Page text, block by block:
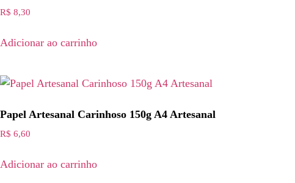
R$ 8,30
Adicionar ao carrinho
Papel Artesanal Carinhoso 150g A4 Artesanal
R$ 6,60
Adicionar ao carrinho